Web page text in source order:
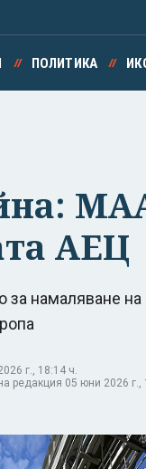
ПОЛИТИКА
АЕЦ
намаляване
г., 18:14 ч.
редакция 05 юни 2026 г.,